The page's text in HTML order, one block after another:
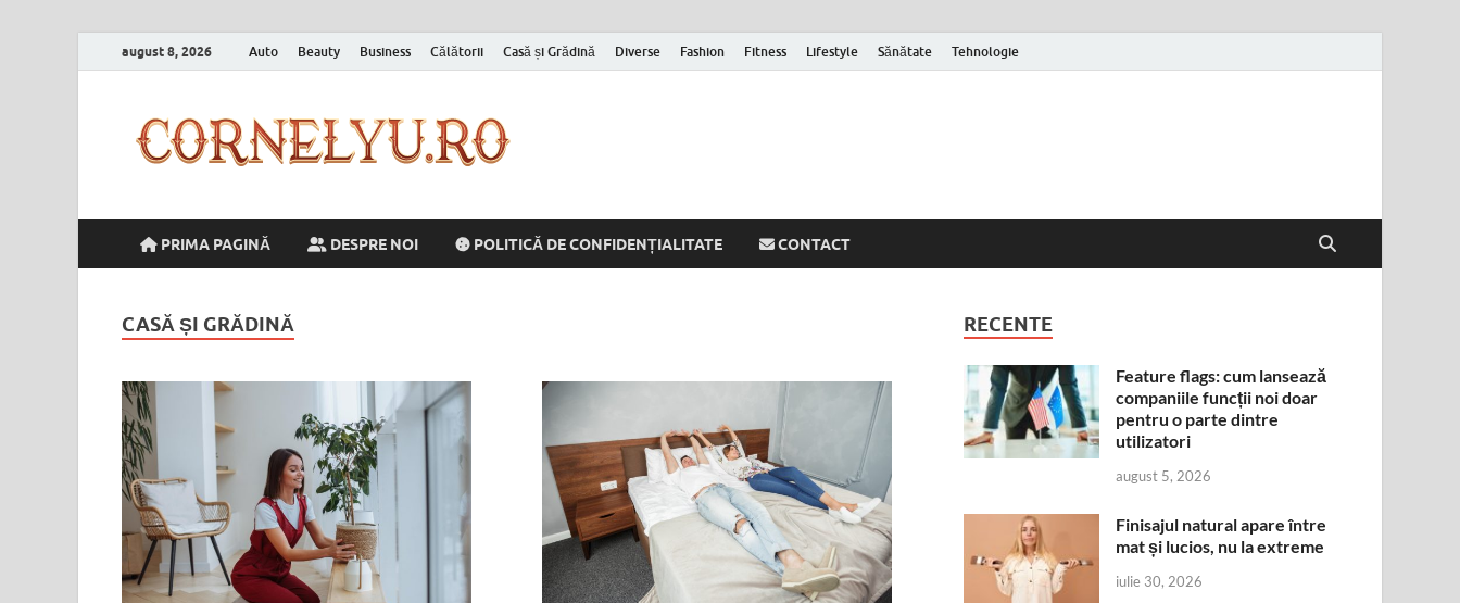
august 8, 2026 Auto Beauty Business Călătorii Casă și Grădină Diverse Fashion Fitness Lifestyle Sănătate Tehnologie
PRIMA PAGINĂ DESPRE NOI POLITICĂ DE CONFIDENȚIALITATE CONTACT
CASĂ ȘI GRĂDINĂ RECENTE
Feature flags: cum lansează
companiile funcții noi doar
pentru o parte dintre
utilizatori
august 5, 2026
Finisajul natural apare între
mat și lucios, nu la extreme
iulie 30, 2026